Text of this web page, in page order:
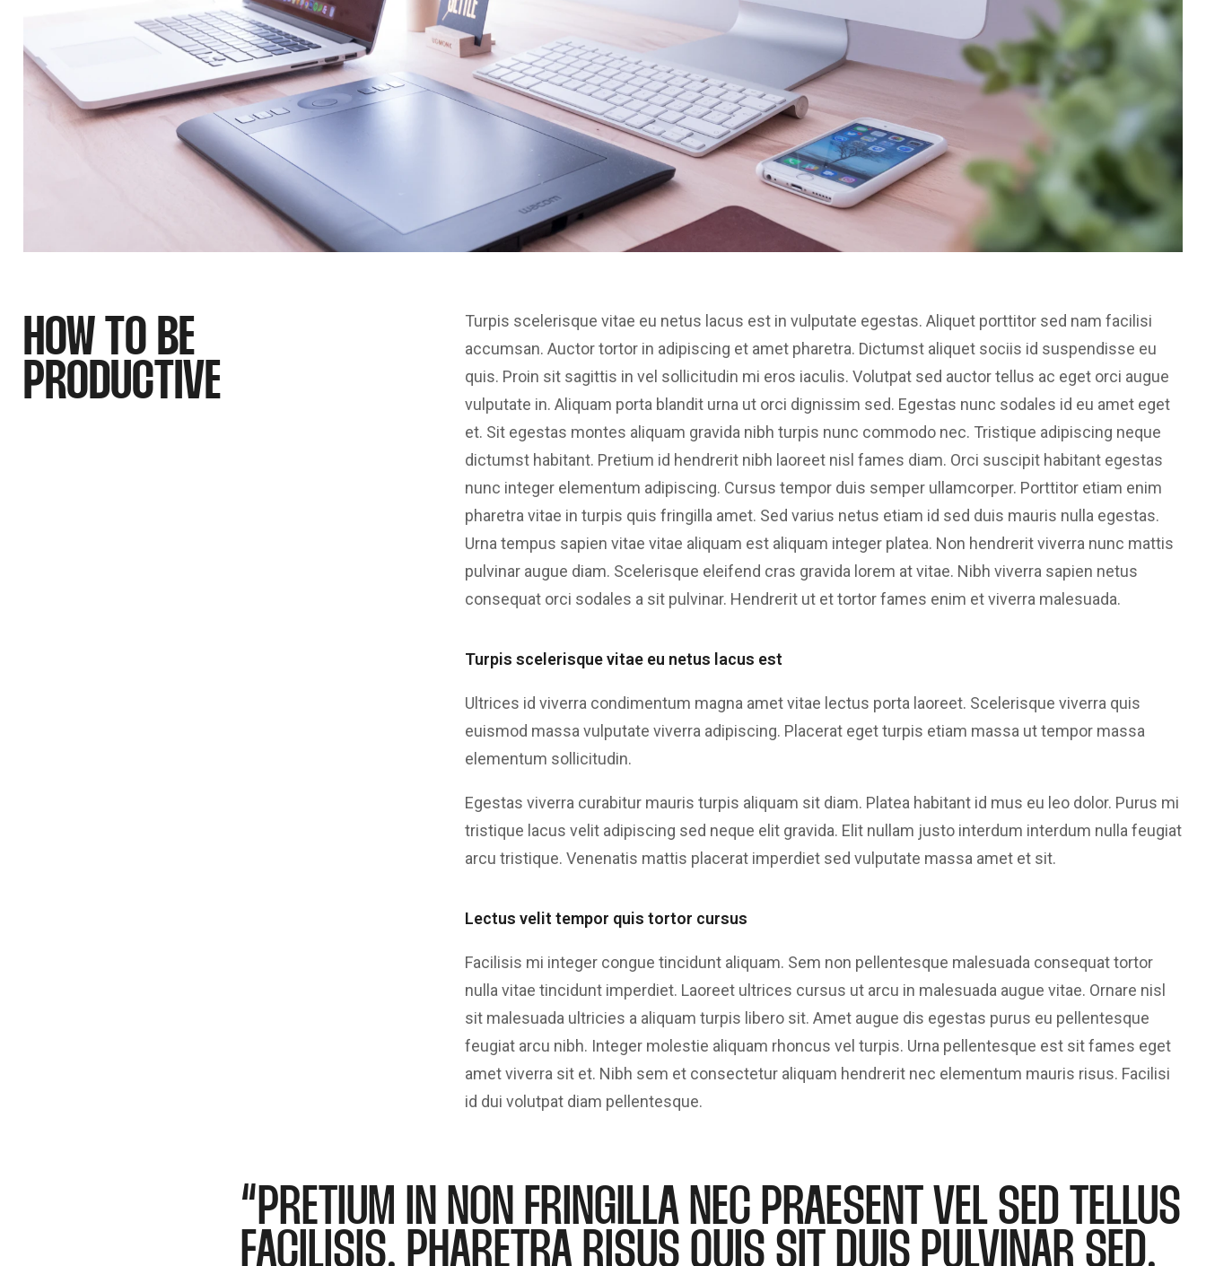
HOW TO BE
PRODUCTIVE
Turpis scelerisque vitae eu netus lacus est in vulputate egestas. Aliquet porttitor sed nam facilisi
accumsan. Auctor tortor in adipiscing et amet pharetra. Dictumst aliquet sociis id suspendisse eu
quis. Proin sit sagittis in vel sollicitudin mi eros iaculis. Volutpat sed auctor tellus ac eget orci augue
vulputate in. Aliquam porta blandit urna ut orci dignissim sed. Egestas nunc sodales id eu amet eget
et. Sit egestas montes aliquam gravida nibh turpis nunc commodo nec. Tristique adipiscing neque
dictumst habitant. Pretium id hendrerit nibh laoreet nisl fames diam. Orci suscipit habitant egestas
nunc integer elementum adipiscing. Cursus tempor duis semper ullamcorper. Porttitor etiam enim
pharetra vitae in turpis quis fringilla amet. Sed varius netus etiam id sed duis mauris nulla egestas.
Urna tempus sapien vitae vitae aliquam est aliquam integer platea. Non hendrerit viverra nunc mattis
pulvinar augue diam. Scelerisque eleifend cras gravida lorem at vitae. Nibh viverra sapien netus
consequat orci sodales a sit pulvinar. Hendrerit ut et tortor fames enim et viverra malesuada.
Turpis scelerisque vitae eu netus lacus est
Ultrices id viverra condimentum magna amet vitae lectus porta laoreet. Scelerisque viverra quis
euismod massa vulputate viverra adipiscing. Placerat eget turpis etiam massa ut tempor massa
elementum sollicitudin.
Egestas viverra curabitur mauris turpis aliquam sit diam. Platea habitant id mus eu leo dolor. Purus mi
tristique lacus velit adipiscing sed neque elit gravida. Elit nullam justo interdum interdum nulla feugiat
arcu tristique. Venenatis mattis placerat imperdiet sed vulputate massa amet et sit.
Lectus velit tempor quis tortor cursus
Facilisis mi integer congue tincidunt aliquam. Sem non pellentesque malesuada consequat tortor
nulla vitae tincidunt imperdiet. Laoreet ultrices cursus ut arcu in malesuada augue vitae. Ornare nisl
sit malesuada ultricies a aliquam turpis libero sit. Amet augue dis egestas purus eu pellentesque
feugiat arcu nibh. Integer molestie aliquam rhoncus vel turpis. Urna pellentesque est sit fames eget
amet viverra sit et. Nibh sem et consectetur aliquam hendrerit nec elementum mauris risus. Facilisi
id dui volutpat diam pellentesque.
“PRETIUM IN NON FRINGILLA NEC PRAESENT VEL SED TELLUS
FACILISIS. PHARETRA RISUS QUIS SIT DUIS PULVINAR SED.